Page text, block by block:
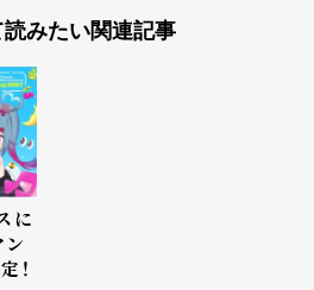
みたい関連記事
に
！